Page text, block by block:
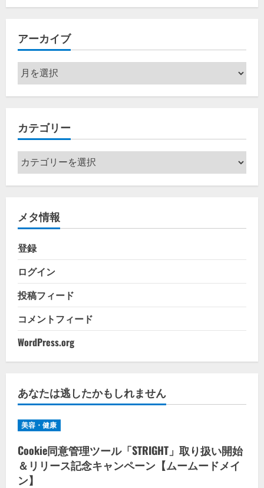
アーカイブ
ア
ー
カ
ブ
カテゴリー
カ
テ
ゴ
ー
メタ情報
登録
ログイン
投稿フィード
コメントフィード
WordPress.org
あなたは逃したかもしれません
美容・健康
Cookie同意管理ツール「STRIGHT」取り扱い開始
＆リリース記念キャンペーン【ムームードメイ
ン】